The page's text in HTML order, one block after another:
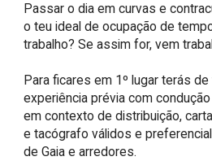
Passar o dia em curvas e
o teu ideal de ocupação de
trabalho? Se assim for, vem
Para ficares em 1º lugar terás
experiência prévia com
em contexto de distribuição,
e tacógrafo válidos e
de Gaia e arredores.